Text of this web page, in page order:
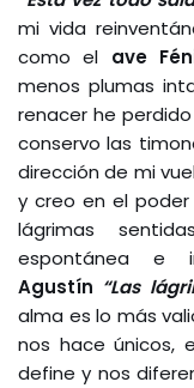
mi vida
como el ave
menos plumas
renacer he
conservo las
dirección de mi
y creo en el
lágrimas
espontánea e
Agustín “Las
alma es lo más
nos hace únicos,
define y nos